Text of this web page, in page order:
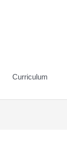
Curriculum